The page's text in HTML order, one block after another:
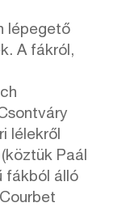
lépegető
A fákról,
lélekről
Paál
fákból álló